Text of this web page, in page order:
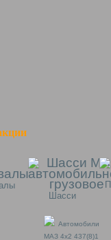
Шасси
Автомобили
МАЗ 4x2 437(8)1